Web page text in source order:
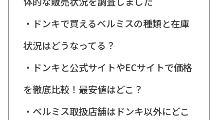
・ドンキで買えるベルミスの種類と在庫
状況はどうなってる？
・ドンキと公式サイトやECサイトで価格
を徹底比較！最安値はどこ？
・ベルミス取扱店舗はドンキ以外にどこ